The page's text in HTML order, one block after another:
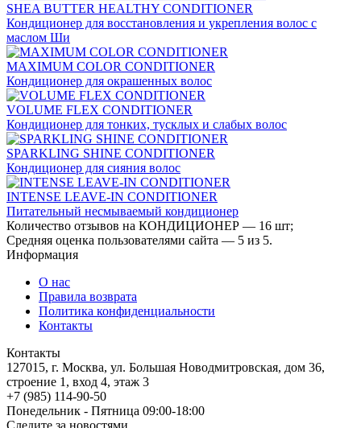
SHEA BUTTER HEALTHY CONDITIONER
Кондиционер для восстановления и укрепления волос с
маслом Ши
MAXIMUM COLOR CONDITIONER
Кондиционер для окрашенных волос
VOLUME FLEX CONDITIONER
Кондиционер для тонких, тусклых и слабых волос
SPARKLING SHINE CONDITIONER
Кондиционер для сияния волос
INTENSE LEAVE-IN CONDITIONER
Питательный несмываемый кондиционер
Количество отзывов на КОНДИЦИОНЕР — 16 шт;
Средняя оценка пользователями сайта — 5 из 5.
Информация
О нас
Правила возврата
Политика конфиденциальности
Контакты
Контакты
127015, г. Москва, ул. Большая Новодмитровская, дом 36,
строение 1, вход 4, этаж 3
+7 (985) 114-90-50
Понедельник - Пятница 09:00-18:00
Следите за новостями